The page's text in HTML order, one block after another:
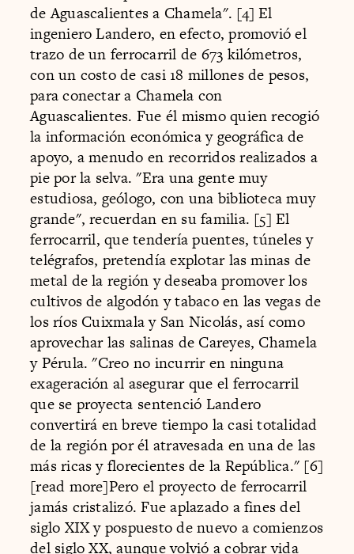
de Aguascalientes a Chamela". [4] El
ingeniero Landero, en efecto, promovió el
trazo de un ferrocarril de 673 kilómetros,
con un costo de casi 18 millones de pesos,
para conectar a Chamela con
Aguascalientes. Fue él mismo quien recogió
la información económica y geográfica de
apoyo, a menudo en recorridos realizados a
pie por la selva. "Era una gente muy
estudiosa, geólogo, con una biblioteca muy
grande", recuerdan en su familia. [5] El
ferrocarril, que tendería puentes, túneles y
telégrafos, pretendía explotar las minas de
metal de la región y deseaba promover los
cultivos de algodón y tabaco en las vegas de
los ríos Cuixmala y San Nicolás, así como
aprovechar las salinas de Careyes, Chamela
y Pérula. "Creo no incurrir en ninguna
exageración al asegurar que el ferrocarril
que se proyecta sentenció Landero
convertirá en breve tiempo la casi totalidad
de la región por él atravesada en una de las
más ricas y florecientes de la República." [6]
[read more]Pero el proyecto de ferrocarril
jamás cristalizó. Fue aplazado a fines del
siglo XIX y pospuesto de nuevo a comienzos
del siglo XX, aunque volvió a cobrar vida